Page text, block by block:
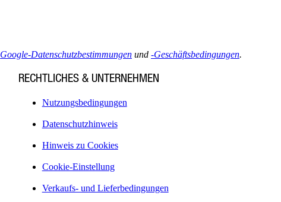
Google-Datenschutzbestimmungen und -Geschäftsbedingungen.
RECHTLICHES & UNTERNEHMEN
Nutzungsbedingungen
Datenschutzhinweis
Hinweis zu Cookies
Cookie-Einstellung
Verkaufs- und Lieferbedingungen